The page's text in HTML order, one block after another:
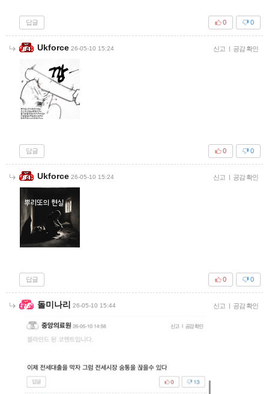
답글 0
0
Ukforce 26-05-10 15:24 신고 | 공감 확인
답글 0
0
Ukforce 26-05-10 15:24 신고 | 공감 확인
답글 0
0
돌미나리 26-05-10 15:44 신고 | 공감 확인